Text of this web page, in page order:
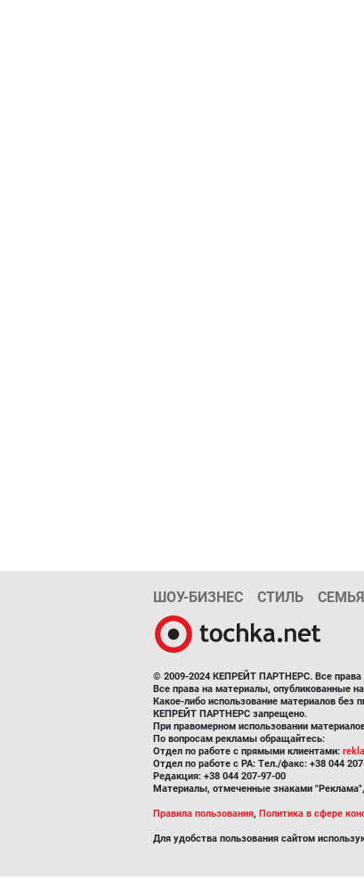
ШОУ-БИЗНЕС СТИЛЬ СЕМЬЯ
© 2009-2024 КЕПРЕЙТ ПАРТНЕРС. Все
Все права на материалы, опубликованные
Какое-либо использование материалов без
КЕПРЕЙТ ПАРТНЕРС запрещено.
При правомерном использовании
По вопросам рекламы обращайтесь:
Отдел по работе с прямыми клиентами:
Отдел по работе с РА: Тел./факс: +38 044
Редакция: +38 044 207-97-00
Материалы, отмеченные знаками
Правила пользования, Политика в сфере
Для удобства пользования сайтом